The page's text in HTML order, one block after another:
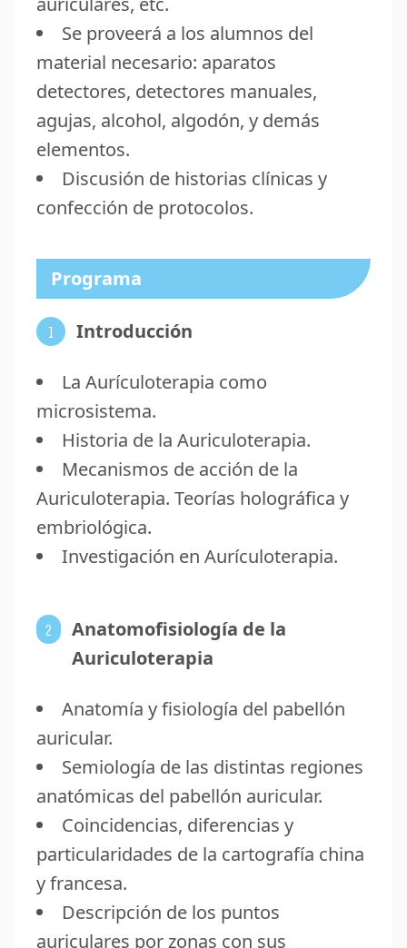
Se proveerá a los alumnos del
material necesario: aparatos
detectores, detectores manuales,
agujas, alcohol, algodón, y demás
elementos.
Discusión de historias clínicas y
confección de protocolos.
Programa
1 Introducción
La Aurículoterapia como
microsistema.
Historia de la Auriculoterapia.
Mecanismos de acción de la
Auriculoterapia. Teorías holográfica y
embriológica.
Investigación en Aurículoterapia.
2
Anatomofisiología de la
Auriculoterapia
Anatomía y fisiología del pabellón
auricular.
Semiología de las distintas regiones
anatómicas del pabellón auricular.
Coincidencias, diferencias y
particularidades de la cartografía china
y francesa.
Descripción de los puntos
auriculares por zonas con sus